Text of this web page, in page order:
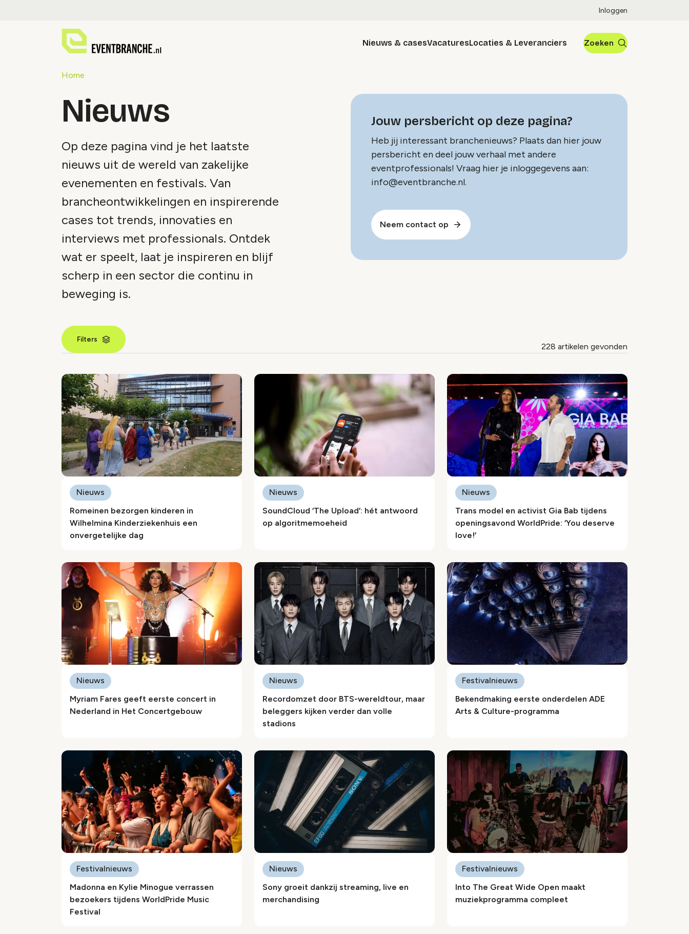
Inloggen
Nieuws & casesVacaturesLocaties & Leveranciers Zoeken
Home
Nieuws
Op deze pagina vind je het laatste
nieuws uit de wereld van zakelijke
evenementen en festivals. Van
brancheontwikkelingen en inspirerende
cases tot trends, innovaties en
interviews met professionals. Ontdek
wat er speelt, laat je inspireren en blijf
scherp in een sector die continu in
beweging is.
Jouw persbericht op deze pagina?
Heb jij interessant branchenieuws? Plaats dan hier jouw
persbericht en deel jouw verhaal met andere
eventprofessionals! Vraag hier je inloggegevens aan:
info@eventbranche.nl.
Neem contact op
Filters
228 artikelen gevonden
Nieuws index
Romeinen bezorgen kinderen in
Wilhelmina Kinderziekenhuis een
onvergetelijke dag
Nieuws
SoundCloud ‘The Upload’: hét antwoord
op algoritmemoeheid
Nieuws
Trans model en activist Gia Bab tijdens
openingsavond WorldPride: ‘You deserve
love!’
Nieuws
Myriam Fares geeft eerste concert in
Nederland in Het Concertgebouw
Nieuws
Recordomzet door BTS-wereldtour, maar
beleggers kijken verder dan volle
stadions
Nieuws
Bekendmaking eerste onderdelen ADE
Arts & Culture-programma
Festivalnieuws
Madonna en Kylie Minogue verrassen
bezoekers tijdens WorldPride Music
Festival
Festivalnieuws
Sony groeit dankzij streaming, live en
merchandising
Nieuws
Into The Great Wide Open maakt
muziekprogramma compleet
Festivalnieuws